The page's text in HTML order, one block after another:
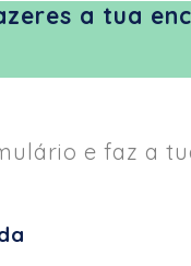
a tua
e faz a